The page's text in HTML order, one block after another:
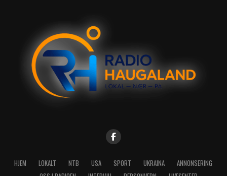
HJEM LOKALT NTB USA SPORT UKRAINA
ANNONSERING